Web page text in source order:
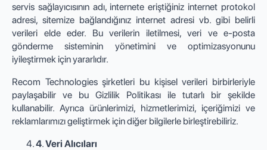
servis sağlayıcısının adı, internete eriştiğiniz internet protokol
adresi, sitemize bağlandığınız internet adresi vb. gibi belirli
verileri elde eder. Bu verilerin iletilmesi, veri ve e-posta
gönderme sisteminin yönetimini ve optimizasyonunu
iyileştirmek için yararlıdır.
Recom Technologies şirketleri bu kişisel verileri birbirleriyle
paylaşabilir ve bu Gizlilik Politikası ile tutarlı bir şekilde
kullanabilir. Ayrıca ürünlerimizi, hizmetlerimizi, içeriğimizi ve
reklamlarımızı geliştirmek için diğer bilgilerle birleştirebiliriz.
4.Veri Alıcıları